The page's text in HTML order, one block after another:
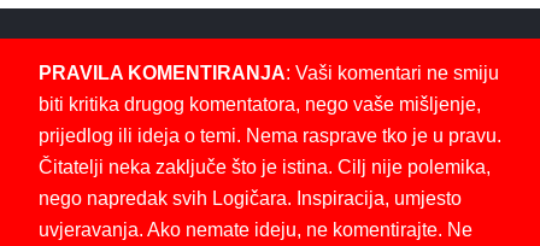
PRAVILA KOMENTIRANJA: Vaši komentari ne smiju
biti kritika drugog komentatora, nego vaše mišljenje,
prijedlog ili ideja o temi. Nema rasprave tko je u pravu.
Čitatelji neka zaključe što je istina. Cilj nije polemika,
nego napredak svih Logičara. Inspiracija, umjesto
uvjeravanja. Ako nemate ideju, ne komentirajte. Ne